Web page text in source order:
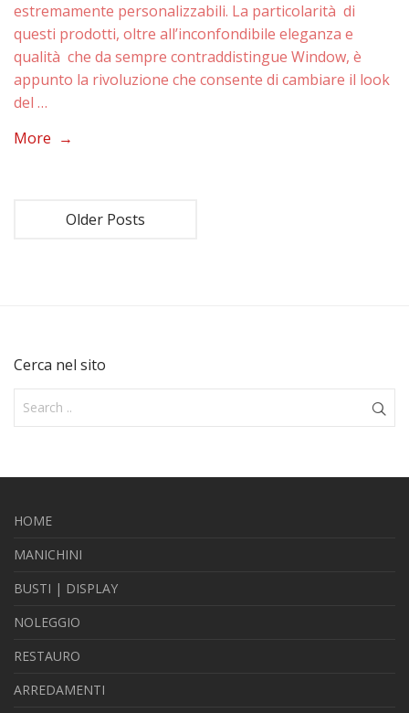
estremamente personalizzabili. La particolarità di
questi prodotti, oltre all’inconfondibile eleganza e
qualità che da sempre contraddistingue Window, è
appunto la rivoluzione che consente di cambiare il look
del …
More →
Older Posts
Cerca nel sito
HOME
MANICHINI
BUSTI | DISPLAY
NOLEGGIO
RESTAURO
ARREDAMENTI